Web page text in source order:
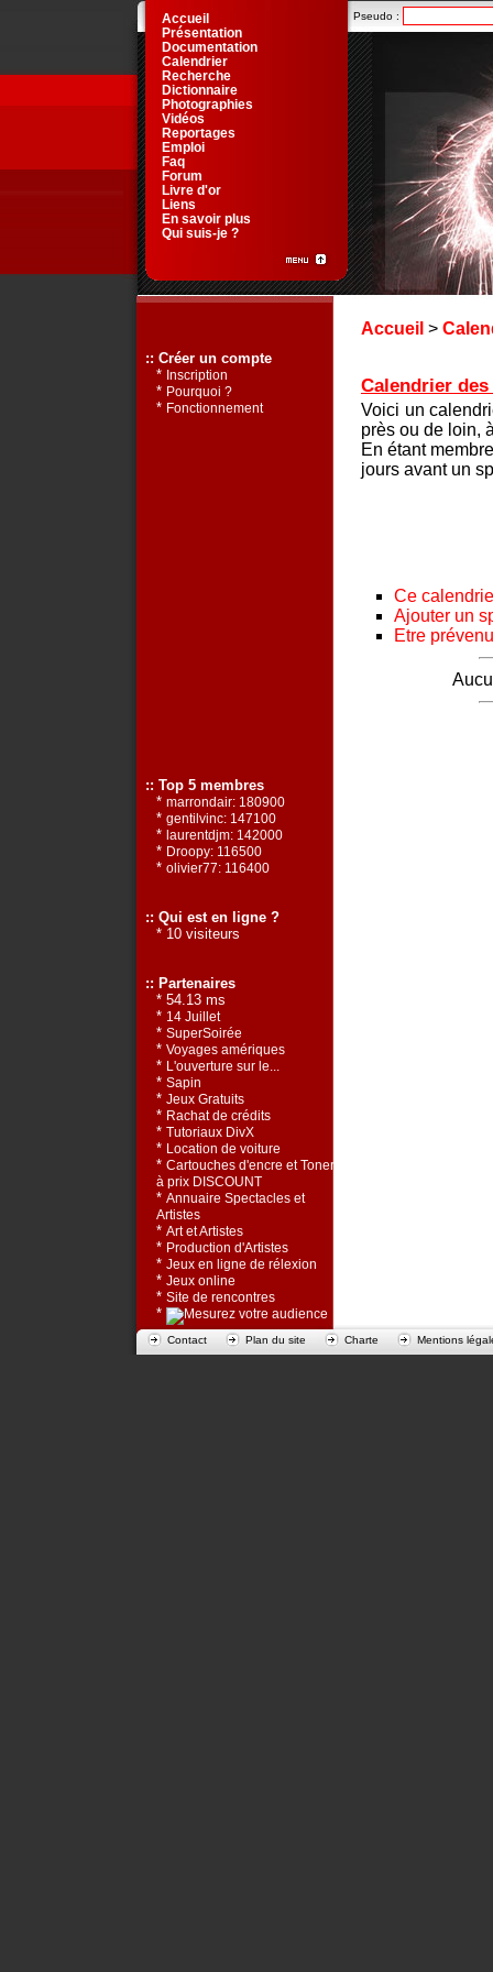
Accueil >
Calendrier
Voici un
près ou de loin,
En étant
jours avant un
Ce
Ajouter un
Etre
Pseudo :
Accueil
Présentation
Documentation
Calendrier
Recherche
Dictionnaire
Photographies
Vidéos
Reportages
Emploi
Faq
Forum
Livre d'or
Liens
En savoir plus
Qui suis-je ?
:: Créer un compte
* Inscription
* Pourquoi ?
* Fonctionnement
:: Top 5 membres
* marrondair: 180900
* gentilvinc: 147100
* laurentdjm: 142000
* Droopy: 116500
* olivier77: 116400
:: Qui est en ligne ?
* 10 visiteurs
:: Partenaires
* 54.13 ms
* 14 Juillet
* SuperSoirée
* Voyages amériques
* L'ouverture sur le...
* Sapin
* Jeux Gratuits
* Rachat de crédits
* Tutoriaux DivX
* Location de voiture
* Cartouches d'encre et Toners
à prix DISCOUNT
* Annuaire Spectacles et
Artistes
* Art et Artistes
* Production d'Artistes
* Jeux en ligne de rélexion
* Jeux online
* Site de rencontres
*
Contact Plan du site Charte Mentions